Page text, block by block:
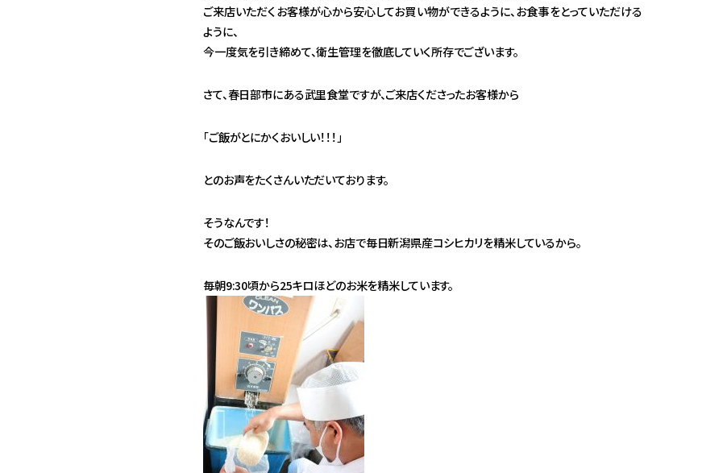
ご来店いただくお客様が心から安心してお買い物ができるように、お食事をとっていただける
ように、
今一度気を引き締めて、衛生管理を徹底していく所存でございます。
さて、春日部市にある武里食堂ですが、ご来店くださったお客様から
「ご飯がとにかくおいしい！！！」
とのお声をたくさんいただいております。
そうなんです！
そのご飯おいしさの秘密は、お店で毎日新潟県産コシヒカリを精米しているから。
毎朝9:30頃から25キロほどのお米を精米しています。